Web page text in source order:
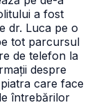
a fost
dr. Luca pe o
tot parcursul
de telefon la
despre
care face
întrebărilor